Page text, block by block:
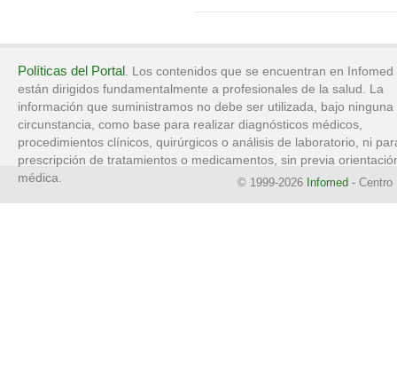
Políticas del Portal. Los contenidos que se encuentran en Infomed
están dirigidos fundamentalmente a profesionales de la salud. La
información que suministramos no debe ser utilizada, bajo ninguna
circunstancia, como base para realizar diagnósticos médicos,
procedimientos clínicos, quirúrgicos o análisis de laboratorio, ni
prescripción de tratamientos o medicamentos, sin previa
médica.
© 1999-2026 Infomed - Centro